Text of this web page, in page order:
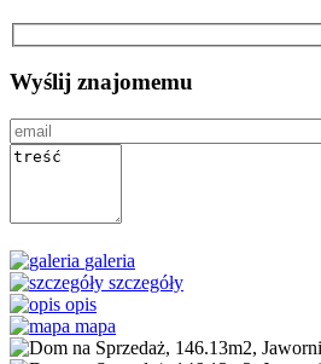
Wyślij znajomemu
galeria
szczegóły
opis
mapa